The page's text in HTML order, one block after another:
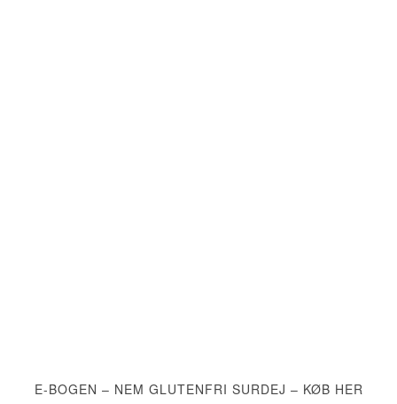
E-BOGEN – NEM GLUTENFRI SURDEJ – KØB HER